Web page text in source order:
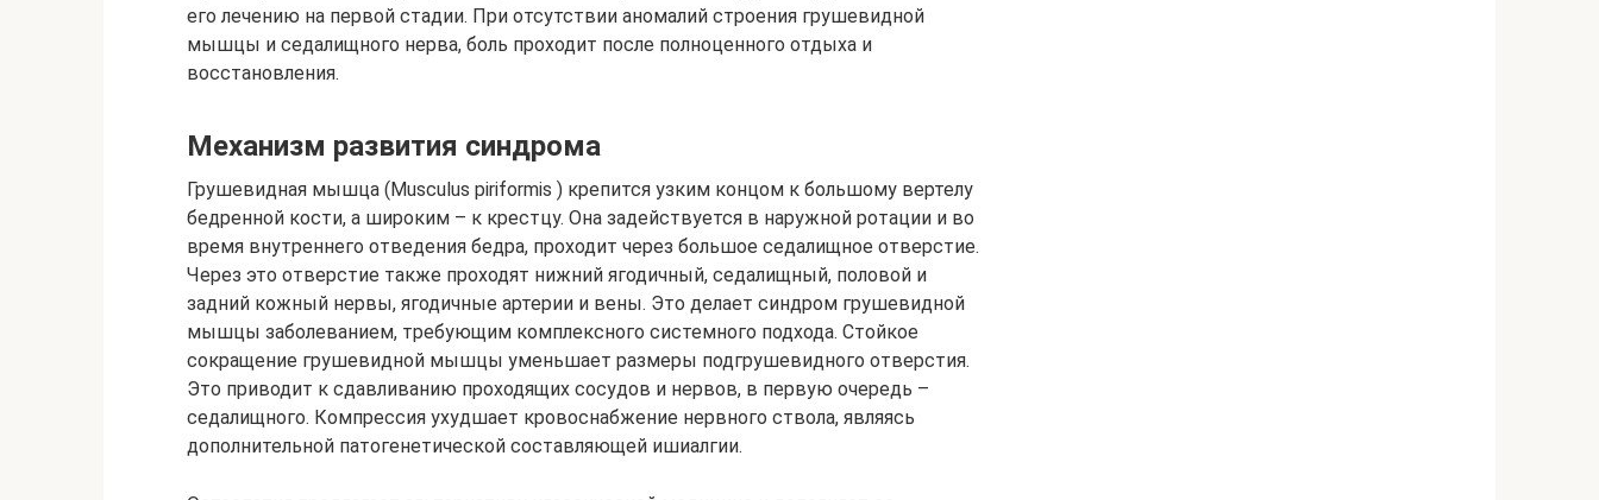
его лечению на первой стадии. При отсутствии аномалий строения грушевидной
мышцы и седалищного нерва, боль проходит после полноценного отдыха и
восстановления.
Механизм развития синдрома
Грушевидная мышца (Musculus piriformis ) крепится узким концом к большому вертелу
бедренной кости, а широким – к крестцу. Она задействуется в наружной ротации и во
время внутреннего отведения бедра, проходит через большое седалищное отверстие.
Через это отверстие также проходят нижний ягодичный, седалищный, половой и
задний кожный нервы, ягодичные артерии и вены. Это делает синдром грушевидной
мышцы заболеванием, требующим комплексного системного подхода. Стойкое
сокращение грушевидной мышцы уменьшает размеры подгрушевидного отверстия.
Это приводит к сдавливанию проходящих сосудов и нервов, в первую очередь –
седалищного. Компрессия ухудшает кровоснабжение нервного ствола, являясь
дополнительной патогенетической составляющей ишиалгии.